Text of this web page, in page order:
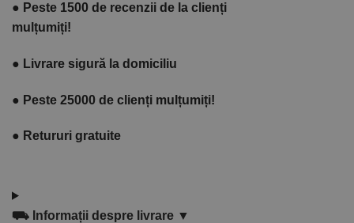
● Peste 1500 de recenzii de la clienți
mulțumiți!
● Livrare sigură la domiciliu
● Peste 25000 de clienți mulțumiți!
● Retururi gratuite
⛟ Informații despre livrare ▼